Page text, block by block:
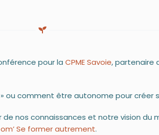
pour la CPME Savoie, partenaire
ou comment être autonome pour créer
nos connaissances et notre vision du
Se former autrement.